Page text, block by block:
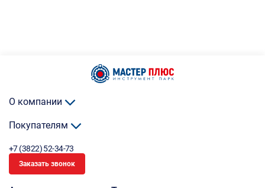
О компании
Покупателям
+7 (3822) 52-34-73
Заказать звонок